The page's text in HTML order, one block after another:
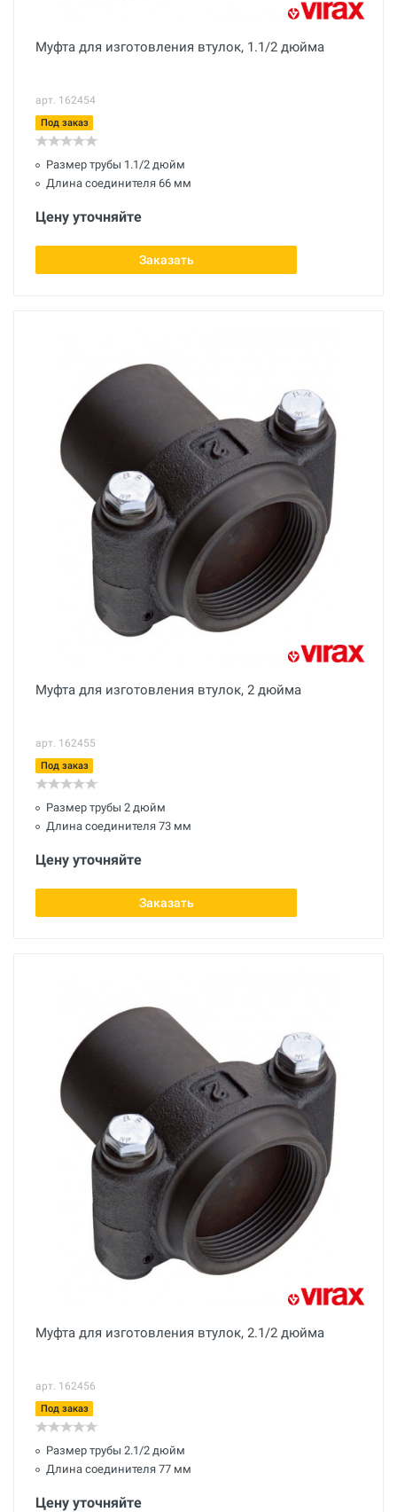
Муфта для изготовления втулок, 1.1/2 дюйма
арт. 162454
Под заказ
Размер трубы 1.1/2 дюйм
Длина соединителя 66 мм
Цену уточняйте
Заказать
Муфта для изготовления втулок, 2 дюйма
арт. 162455
Под заказ
Размер трубы 2 дюйм
Длина соединителя 73 мм
Цену уточняйте
Заказать
Муфта для изготовления втулок, 2.1/2 дюйма
арт. 162456
Под заказ
Размер трубы 2.1/2 дюйм
Длина соединителя 77 мм
Цену уточняйте